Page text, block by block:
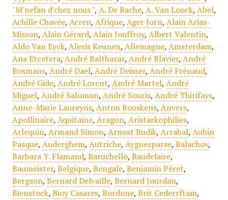
"M'nefan d'chez nous ", A. De Rache, A. Van Loock, Abel,
Achille Chavée, Acren, Afrique, Ager Jorn, Alain Arias-
Misson, Alain Gérard, Alain Jouffroy, Albert Valentin,
Aldo Van Eyck, Alexis Keunen, Allemagne, Amsterdam,
Ana Etcetera, André Balthazar, André Blavier, André
Bosmans, André Dael, André Deisser, André Frénaud,
André Gide, André Lorent, André Martel, André
Miguel, André Salomon, André Souris, André Thirifays,
Anne-Marie Laureyns, Anton Rooskens, Anvers,
Apollinaire, Aquitaine, Aragon, Aristarkophilies,
Arlequin, Armand Simon, Arnost Budik, Arrabal, Aubin
Pasque, Auderghem, Autriche, Ayguesparse, Balachov,
Barbara Y. Flamand, Baruchello, Baudelaire,
Baumeister, Belgique, Bengale, Benjamin Péret,
Bergson, Bernard Delvaille, Bernard Jourdan,
Bienstock, Bioy Casares, Bordone, Brit Cederrftam,